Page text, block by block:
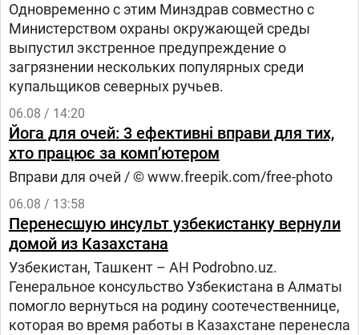
Одновременно с этим Минздрав совместно с
Министерством охраны окружающей среды
выпустил экстренное предупреждение о
загрязнении нескольких популярных среди
купальщиков северных ручьев.
06.08 / 14:20
Йога для очей: 3 ефективні вправи для тих,
хто працює за комп’ютером
Вправи для очей / © www.freepik.com/free-photo
06.08 / 13:58
Перенесшую инсульт узбекистанку вернули
домой из Казахстана
Узбекистан, Ташкент – АН Podrobno.uz.
Генеральное консульство Узбекистана в Алматы
помогло вернуться на родину соотечественнице,
которая во время работы в Казахстане перенесла